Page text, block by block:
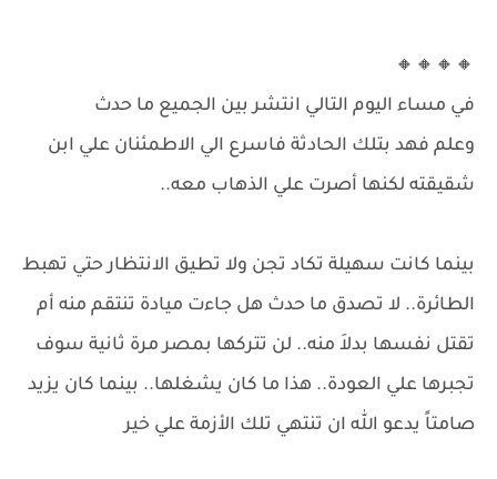
🔸🔸🔸🔸
في مساء اليوم التالي انتشر بين الجميع ما حدث
وعلم فهد بتلك الحادثة فاسرع الي الاطمئنان علي ابن
شقيقته لكنها أصرت علي الذهاب معه..
بينما كانت سهيلة تكاد تجن ولا تطيق الانتظار حتي تهبط
الطائرة.. لا تصدق ما حدث هل جاءت ميادة تنتقم منه أم
تقتل نفسها بدلاَ منه.. لن تتركها بمصر مرة ثانية سوف
تجبرها علي العودة.. هذا ما كان يشغلها.. بينما كان يزيد
صامتاً يدعو الله ان تنتهي تلك الأزمة علي خير